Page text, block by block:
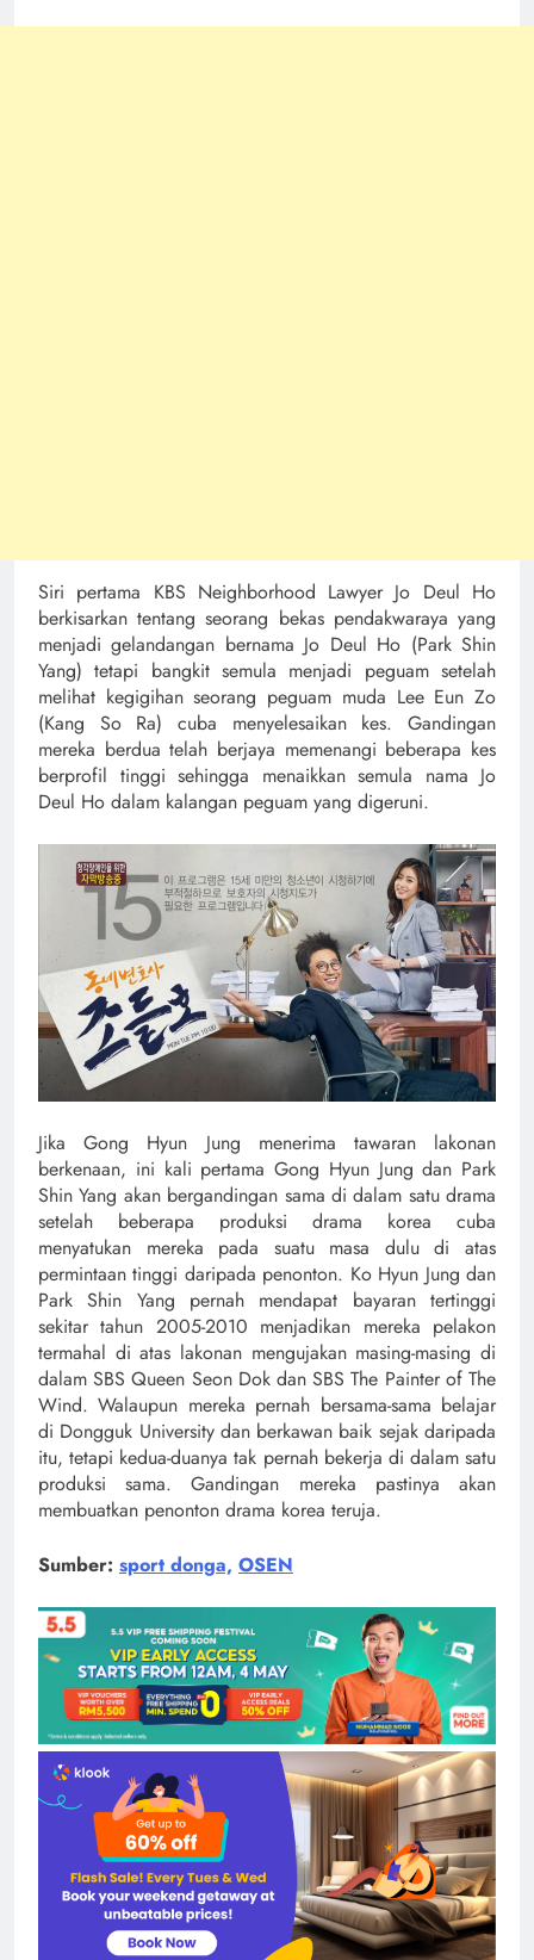
Siri pertama KBS Neighborhood Lawyer Jo Deul Ho
berkisarkan tentang seorang bekas pendakwaraya yang
menjadi gelandangan bernama Jo Deul Ho (Park Shin
Yang) tetapi bangkit semula menjadi peguam setelah
melihat kegigihan seorang peguam muda Lee Eun Zo
(Kang So Ra) cuba menyelesaikan kes. Gandingan
mereka berdua telah berjaya memenangi beberapa kes
berprofil tinggi sehingga menaikkan semula nama Jo
Deul Ho dalam kalangan peguam yang digeruni.
Jika Gong Hyun Jung menerima tawaran lakonan
berkenaan, ini kali pertama Gong Hyun Jung dan Park
Shin Yang akan bergandingan sama di dalam satu drama
setelah beberapa produksi drama korea cuba
menyatukan mereka pada suatu masa dulu di atas
permintaan tinggi daripada penonton. Ko Hyun Jung dan
Park Shin Yang pernah mendapat bayaran tertinggi
sekitar tahun 2005-2010 menjadikan mereka pelakon
termahal di atas lakonan mengujakan masing-masing di
dalam SBS Queen Seon Dok dan SBS The Painter of The
Wind. Walaupun mereka pernah bersama-sama belajar
di Dongguk University dan berkawan baik sejak daripada
itu, tetapi kedua-duanya tak pernah bekerja di dalam satu
produksi sama. Gandingan mereka pastinya akan
membuatkan penonton drama korea teruja.
Sumber: sport donga, OSEN